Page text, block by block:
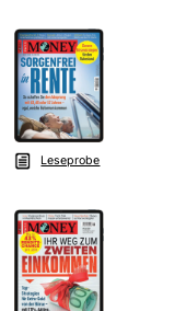
Leseprobe